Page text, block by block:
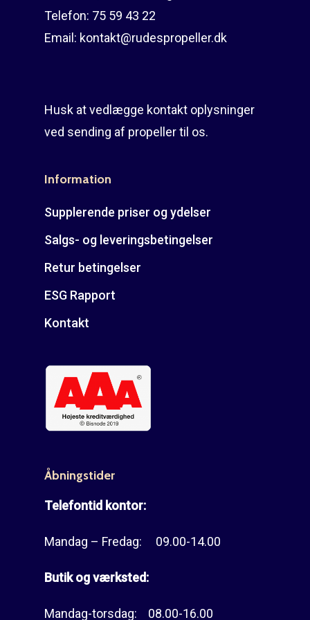
Telefon: 75 59 43 22
Email: kontakt@rudespropeller.dk
Husk at vedlægge kontakt oplysninger
ved sending af propeller til os.
Information
Supplerende priser og ydelser
Salgs- og leveringsbetingelser
Retur betingelser
ESG Rapport
Kontakt
Åbningstider
Telefontid kontor:
Mandag – Fredag: 09.00-14.00
Butik og værksted:
Mandag-torsdag: 08.00-16.00